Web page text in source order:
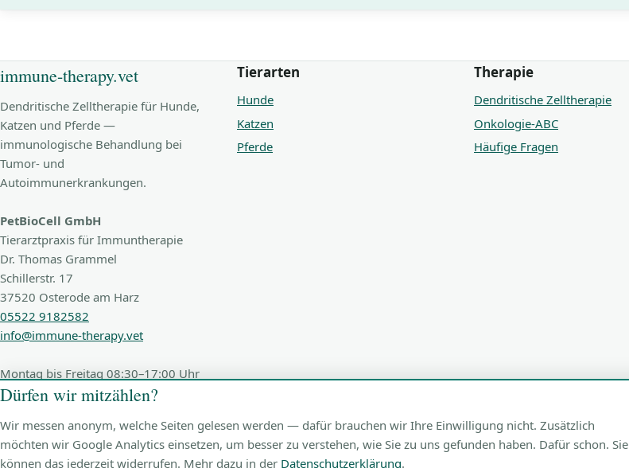
immune-therapy.vet
Dendritische Zelltherapie für Hunde,
Katzen und Pferde —
immunologische Behandlung bei
Tumor- und
Autoimmunerkrankungen.
PetBioCell GmbH
Tierarztpraxis für Immuntherapie
Dr. Thomas Grammel
Schillerstr. 17
37520 Osterode am Harz
05522 9182582
info@immune-therapy.vet
Montag bis Freitag 08:30–17:00 Uhr
Tierarten
Hunde
Katzen
Pferde
Therapie
Dendritische Zelltherapie
Onkologie-ABC
Häufige Fragen
© 2026 PetBioCell GmbH
Dürfen wir mitzählen?
Wir messen anonym, welche Seiten gelesen werden — dafür brauchen wir Ihre Einwilligung nicht. Zusätzlich
möchten wir Google Analytics einsetzen, um besser zu verstehen, wie Sie zu uns gefunden haben. Dafür schon. Sie
können das jederzeit widerrufen. Mehr dazu in der Datenschutzerklärung.